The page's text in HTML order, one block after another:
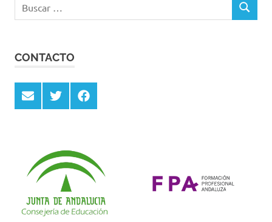
BUSCAR
CONTACTO
Email TwitterFacebook